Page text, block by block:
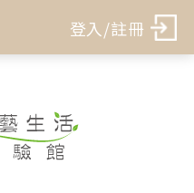
登入/註冊